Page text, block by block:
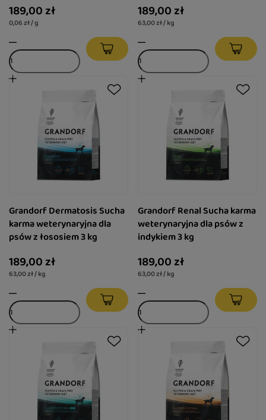
189,00 zł
0,06 zł / g
189,00 zł
63,00 zł / kg
Grandorf Dermatosis Sucha
karma weterynaryjna dla
psów z łososiem 3 kg
189,00 zł
63,00 zł / kg
Grandorf Renal Sucha karma
weterynaryjna dla psów z
indykiem 3 kg
189,00 zł
63,00 zł / kg